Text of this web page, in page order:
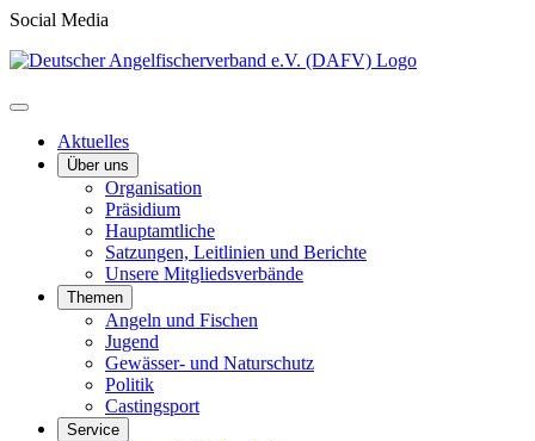
Social Media
Aktuelles
Über uns
Organisation
Präsidium
Hauptamtliche
Satzungen, Leitlinien und Berichte
Unsere Mitgliedsverbände
Themen
Angeln und Fischen
Jugend
Gewässer- und Naturschutz
Politik
Castingsport
Service